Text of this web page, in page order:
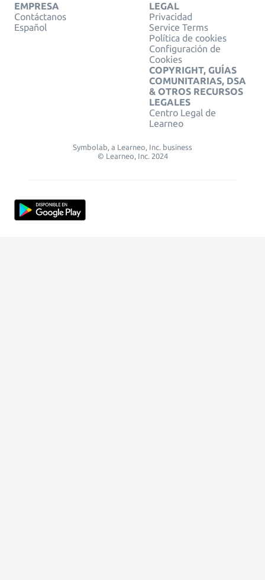
EMPRESA
Contáctanos
Español
LEGAL
Privacidad
Service Terms
Política de cookies
Configuración de
Cookies
COPYRIGHT, GUÍAS
COMUNITARIAS, DSA
& OTROS RECURSOS
LEGALES
Centro Legal de
Learneo
Symbolab, a Learneo, Inc. business
© Learneo, Inc. 2024